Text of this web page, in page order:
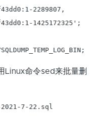
2289807,
1425172325';
Linux命令sed来批量删
7-22.sql